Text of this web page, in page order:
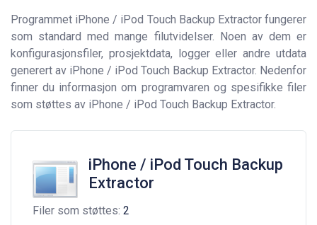
Programmet iPhone / iPod Touch Backup Extractor fungerer
som standard med mange filutvidelser. Noen av dem er
konfigurasjonsfiler, prosjektdata, logger eller andre utdata
generert av iPhone / iPod Touch Backup Extractor. Nedenfor
finner du informasjon om programvaren og spesifikke filer
som støttes av iPhone / iPod Touch Backup Extractor.
iPhone / iPod Touch Backup
Extractor
Filer som støttes: 2